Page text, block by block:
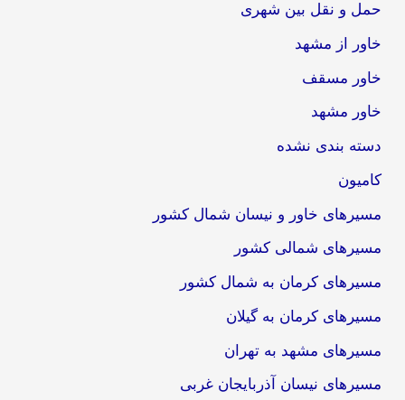
حمل و نقل بین شهری
خاور از مشهد
خاور مسقف
خاور مشهد
دسته بندی نشده
کامیون
مسیرهای خاور و نیسان شمال کشور
مسیرهای شمالی کشور
مسیرهای کرمان به شمال کشور
مسیرهای کرمان به گیلان
مسیرهای مشهد به تهران
مسیرهای نیسان آذربایجان غربی